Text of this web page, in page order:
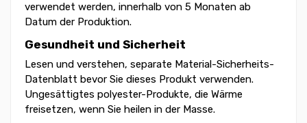
verwendet werden, innerhalb von 5 Monaten ab
Datum der Produktion.
Gesundheit und Sicherheit
Lesen und verstehen, separate Material-Sicherheits-
Datenblatt bevor Sie dieses Produkt verwenden.
Ungesättigtes polyester-Produkte, die Wärme
freisetzen, wenn Sie heilen in der Masse.